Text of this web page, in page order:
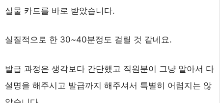
실물 카드를 바로 받았습니다.
실질적으로 한 30~40분정도 걸릴 것 같네요.
발급 과정은 생각보다 간단했고 직원분이 그냥 알아서 다
설명을 해주시고 발급까지 해주셔서 특별히 어렵지는 않